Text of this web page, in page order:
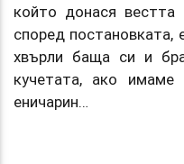
който донася вестта
според
хвърли баща си и
кучетата, ако
еничарин…